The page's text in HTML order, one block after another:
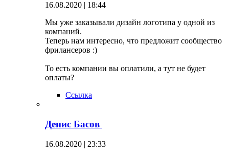
16.08.2020 | 18:44
Мы уже заказывали дизайн логотипа у одной из
компаний.
Теперь нам интересно, что предложит сообщество
фрилансеров :)
То есть компании вы оплатили, а тут не будет
оплаты?
Ссылка
Денис Басов
16.08.2020 | 23:33